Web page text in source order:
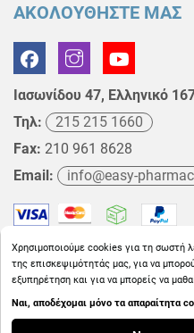
ΑΚΟΛΟΥΘΗΣΤΕ ΜΑΣ
Ιασωνίδου 47, Ελληνικό
Τηλ:
215 215 1660
Fax: 210 961 8628
Email:
info@easy-
Copyright ©
Χρησιμοποιούμε cookies για τη σωστή
της επισκεψιμότητάς μας, για να
εξυπηρέτηση και για να μπορείς να
Ναι, αποδέχομαι μόνο τα απαραίτητα